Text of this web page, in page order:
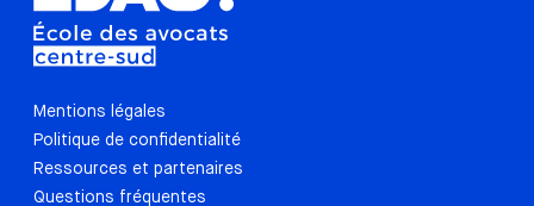
Mentions légales
Politique de confidentialité
Ressources et partenaires
Questions fréquentes